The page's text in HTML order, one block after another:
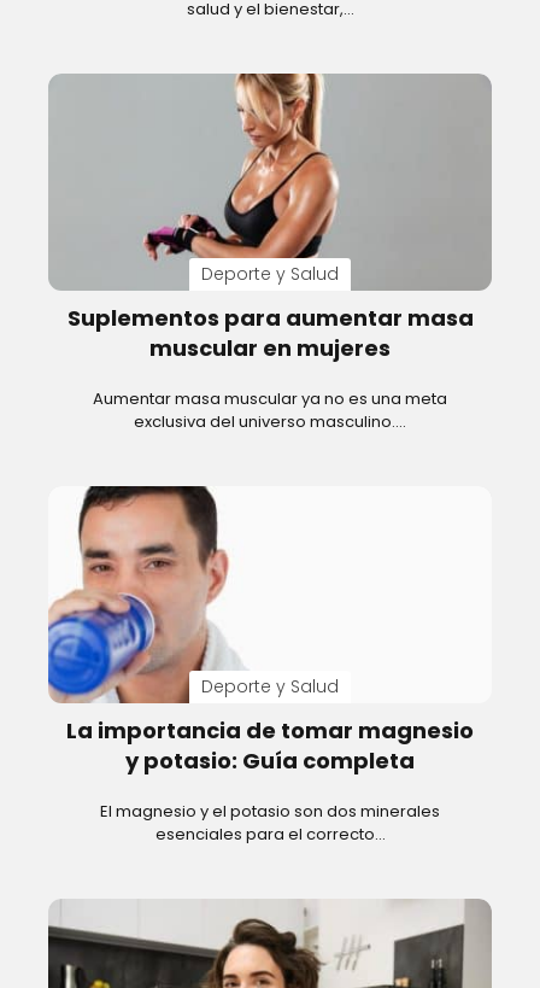
salud y el bienestar,…
Deporte y Salud
Suplementos para aumentar masa
muscular en mujeres
Aumentar masa muscular ya no es una meta
exclusiva del universo masculino.…
Deporte y Salud
La importancia de tomar magnesio
y potasio: Guía completa
El magnesio y el potasio son dos minerales
esenciales para el correcto…